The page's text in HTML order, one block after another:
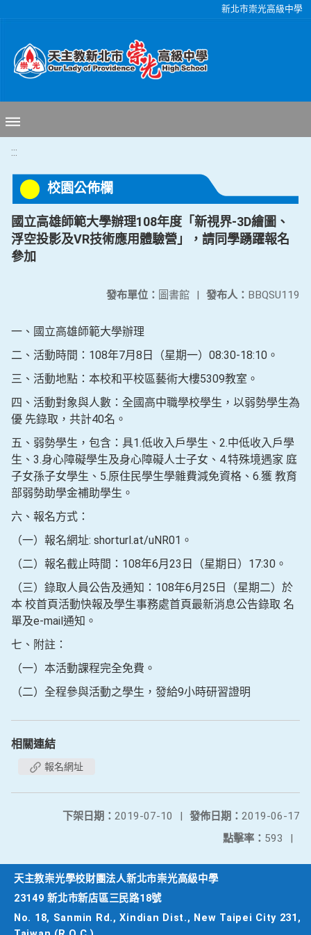
新北市崇光高級中學
:::
校園公佈欄
國立高雄師範大學辦理108年度「新視界-3D繪圖、
浮空投影及VR技術應用體驗營」，請同學踴躍報名
參加
發布人： BBQSU119
發布單位： 圖書館 |
一、國立高雄師範大學辦理
二、活動時間：108年7月8日（星期一）08:30-18:10。
三、活動地點：本校和平校區藝術大樓5309教室。
四、活動對象與人數：全國高中職學校學生，以弱勢學生為
優 先錄取，共計40名。
五、弱勢學生，包含：具1.低收入戶學生、2.中低收入戶學
生、3.身心障礙學生及身心障礙人士子女、4.特殊境遇家 庭
子女孫子女學生、5.原住民學生學雜費減免資格、6.獲 教育
部弱勢助學金補助學生。
六、報名方式：
（一）報名網址: shorturl.at/uNR01。
（二）報名截止時間：108年6月23日（星期日）17:30。
（三）錄取人員公告及通知：108年6月25日（星期二）於
本 校首頁活動快報及學生事務處首頁最新消息公告錄取 名
單及e-mail通知。
七、附註：
（一）本活動課程完全免費。
（二）全程參與活動之學生，發給9小時研習證明
相關連結
報名網址
發佈日期： 2019-06-17
下架日期： 2019-07-10
|
點擊率： 593 |
天主教崇光學校財團法人新北市崇光高級中學
23149 新北市新店區三民路18號
No. 18, Sanmin Rd., Xindian Dist., New Taipei City 231,